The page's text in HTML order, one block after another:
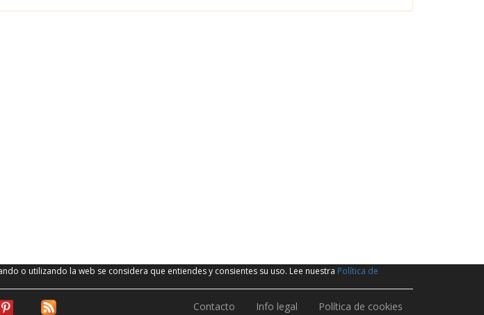
o utilizando la web se considera que entiendes y consientes su uso. Lee nuestra Política de
Contacto Info legal Política de cookies